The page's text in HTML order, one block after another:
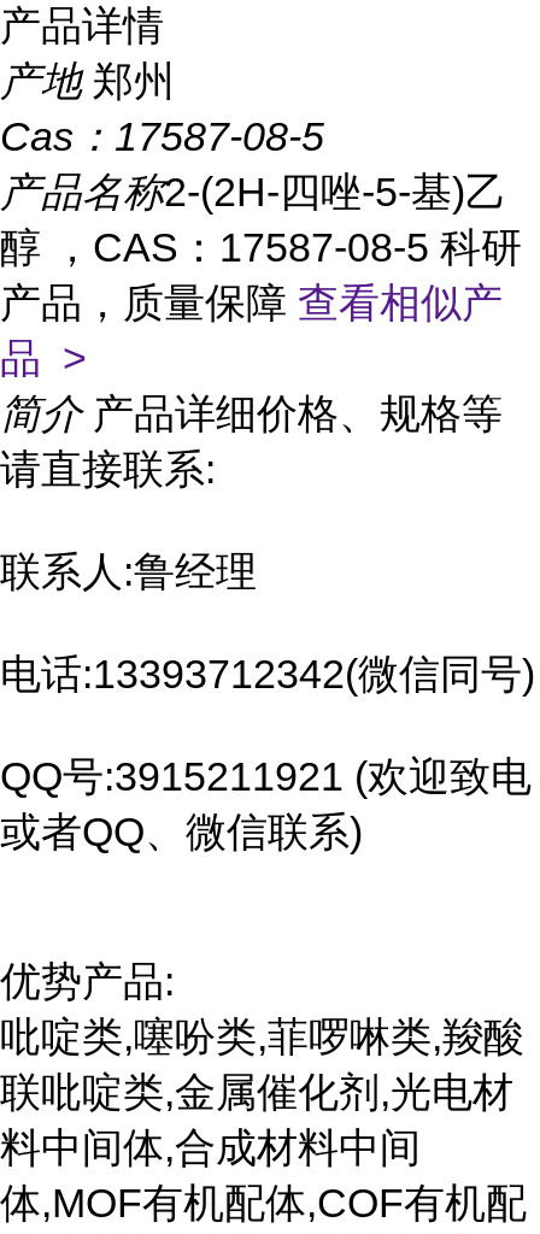
产品详情
产地 郑州
Cas： 17587-08-5
产品名称2-(2H-四唑-5-基)乙
醇 ，CAS：17587-08-5 科研
产品，质量保障 查看相似产
品 >
简介 产品详细价格、规格等
请直接联系:
联系人:鲁经理
电话:13393712342(微信同号)
QQ号:3915211921 (欢迎致电
或者QQ、微信联系)
优势产品:
吡啶类,噻吩类,菲啰啉类,羧酸
联吡啶类,金属催化剂,光电材
料中间体,合成材料中间
体,MOF有机配体,COF有机配